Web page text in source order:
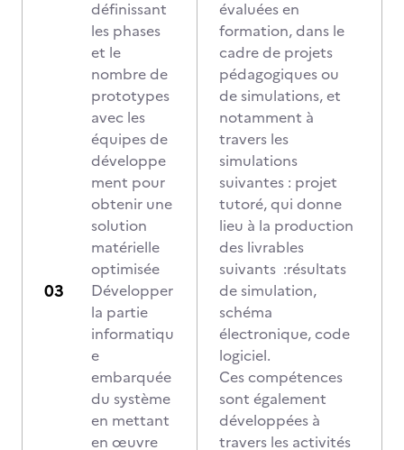
définissant
les phases
et le
nombre de
prototypes
avec les
équipes de
développe
ment pour
obtenir une
solution
matérielle
optimisée
Développer
la partie
informatiqu
e
embarquée
du système
en mettant
en œuvre
évaluées en
formation, dans le
cadre de projets
pédagogiques ou
de simulations, et
notamment à
travers les
simulations
suivantes : projet
tutoré, qui donne
lieu à la production
des livrables
suivants :résultats
de simulation,
schéma
électronique, code
logiciel.
Ces compétences
sont également
développées à
travers les activités